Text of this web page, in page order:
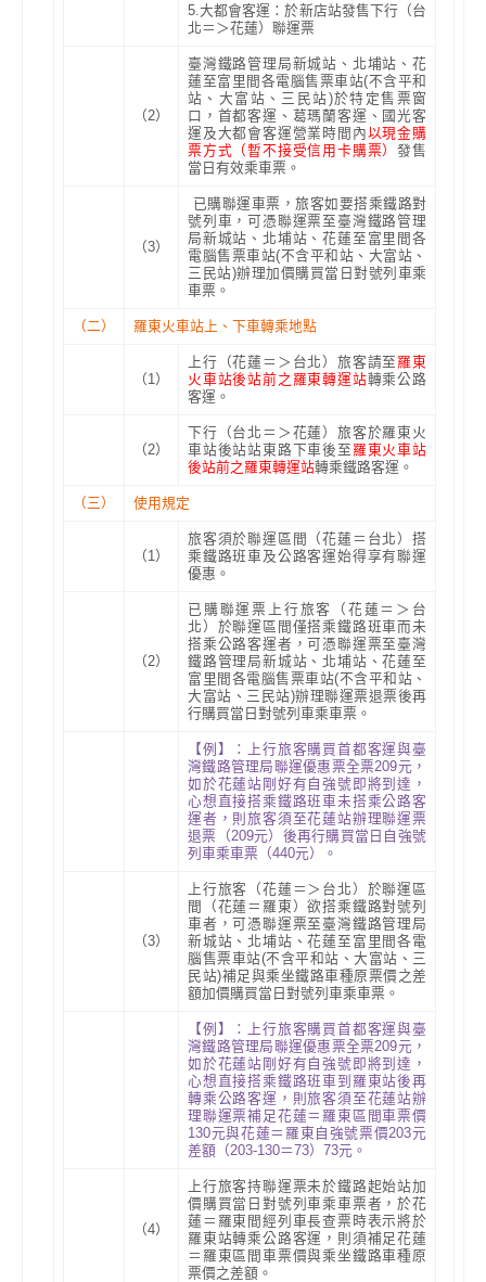
5.大都會客運：於新店站發售下行（台
北＝＞花蓮）聯運票
（2）
臺灣鐵路管理局新城站、北埔站、花
蓮至富里間各電腦售票車站(不含平和
站、大富站、三民站)於特定售票窗
口，首都客運、葛瑪蘭客運、國光客
運及大都會客運營業時間內以現金購
票方式（暫不接受信用卡購票）發售
當日有效乘車票。
（3）
已購聯運車票，旅客如要搭乘鐵路對
號列車，可憑聯運票至臺灣鐵路管理
局新城站、北埔站、花蓮至富里間各
電腦售票車站(不含平和站、大富站、
三民站)辦理加價購買當日對號列車乘
車票。
（二） 羅東火車站上、下車轉乘地點
（1）
上行（花蓮＝＞台北）旅客請至 羅東
火車站後站前之羅東轉運站轉乘公路
客運。
（2）
下行（台北＝＞花蓮）旅客於羅東火
車站後站站東路下車後至 羅東火車站
後站前之羅東轉運站轉乘鐵路客運。
（三） 使用規定
（1）
旅客須於聯運區間（花蓮＝台北）搭
乘鐵路班車及公路客運始得享有聯運
優惠。
（2）
已購聯運票上行旅客（花蓮＝＞台
北）於聯運區間僅搭乘鐵路班車而未
搭乘公路客運者，可憑聯運票至臺灣
鐵路管理局新城站、北埔站、花蓮至
富里間各電腦售票車站(不含平和站、
大富站、三民站)辦理聯運票退票後再
行購買當日對號列車乘車票 。
【例】：上行旅客購買首都客運與臺
灣鐵路管理局聯運優惠票全票209元，
如於花蓮站剛好有自強號即將到達，
心想直接搭乘鐵路班車未搭乘公路客
運者，則旅客須至花蓮站辦理聯運票
退票（209元）後再行購買當日自強號
列車乘車票（440元）。
（3）
上行旅客（花蓮＝＞台北）於聯運區
間（花蓮＝羅東）欲搭乘鐵路對號列
車者，可憑聯運票至臺灣鐵路管理局
新城站、北埔站、花蓮至富里間各電
腦售票車站(不含平和站、大富站、三
民站)補足與乘坐鐵路車種原票價之差
額加價購買當日對號列車乘車票 。
【例】：上行旅客購買首都客運與臺
灣鐵路管理局聯運優惠票全票209元，
如於花蓮站剛好有自強號即將到達，
心想直接搭乘鐵路班車到羅東站後再
轉乘公路客運，則旅客須至花蓮站辦
理聯運票補足花蓮＝羅東區間車票價
130元與花蓮＝羅東自強號票價203元
差額（203-130＝73）73元。
（4）
上行旅客持聯運票未於鐵路起始站加
價購買當日對號列車乘車票者，於花
蓮＝羅東間經列車長查票時表示將於
羅東站轉乘公路客運，則須補足花蓮
＝羅東區間車票價與乘坐鐵路車種原
票價之差額。